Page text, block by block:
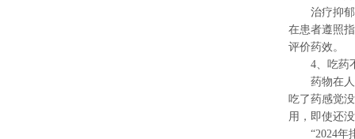
治疗抑郁症
在患者遵照
评价药效。
4、吃药不
药物在人体
吃了药感觉
用，即使还
“2024年排